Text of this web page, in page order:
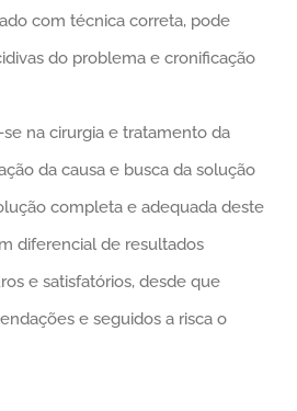
com técnica correta, pode
do problema e cronificação
na cirurgia e tratamento da
da causa e busca da solução
completa e adequada deste
diferencial de resultados
e satisfatórios, desde que
e seguidos a risca o